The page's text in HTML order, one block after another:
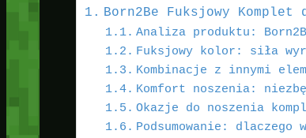
Born2Be Fuksjowy Komplet
Analiza produktu:
Fuksjowy kolor: siła
Kombinacje z innymi
Komfort noszenia:
Okazje do noszenia
Podsumowanie: